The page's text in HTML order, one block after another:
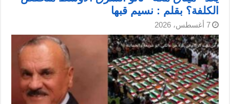
الكلفة؟ بقلم : نسيم قبها
7 أغسطس، 2026